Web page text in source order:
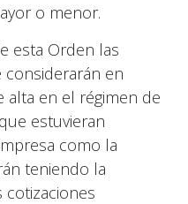
o menor.
esta Orden las
considerarán en
alta en el régimen de
estuvieran
como la
teniendo la
cotizaciones